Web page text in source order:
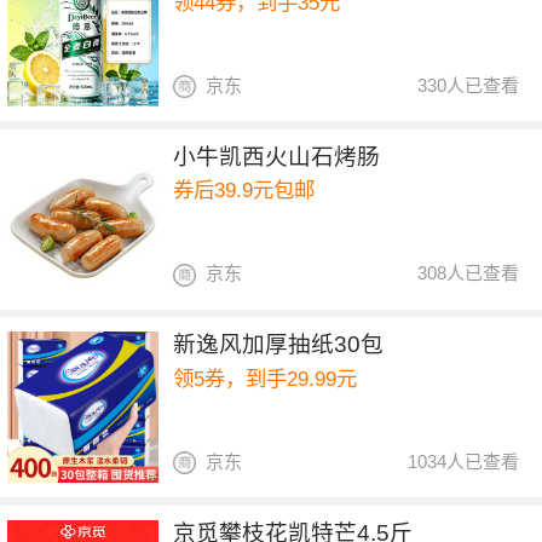
330人已查看
京东
小牛凯西火山石烤肠
券后39.9元包邮
308人已查看
京东
新逸风加厚抽纸30包
领5券，到手29.99元
1034人已查看
京东
京觅攀枝花凯特芒4.5斤